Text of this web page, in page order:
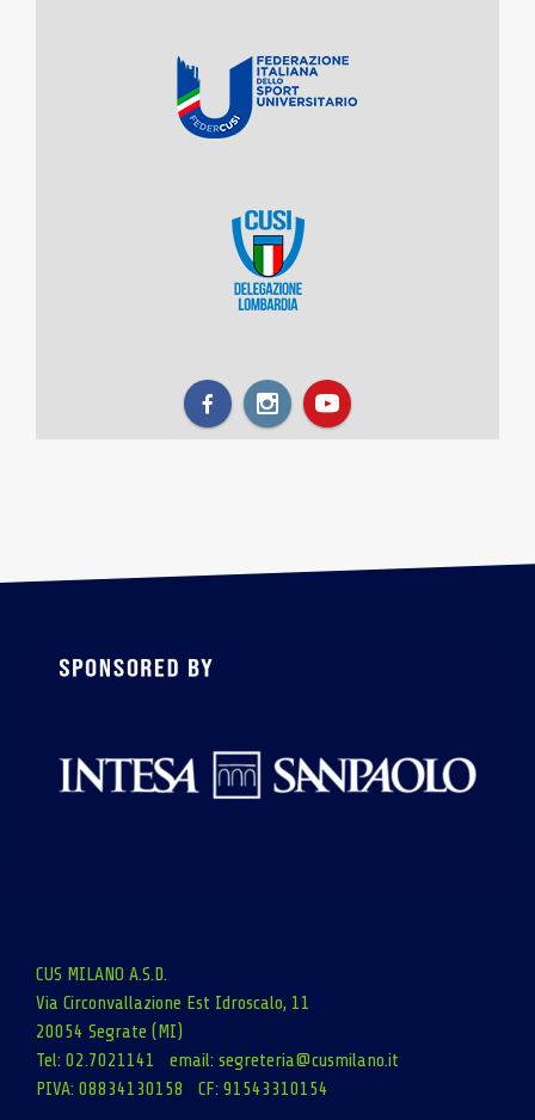
CUS MILANO A.S.D.
Via Circonvallazione Est Idroscalo, 11
20054 Segrate (MI)
Tel: 02.7021141 email: segreteria@cusmilano.it
PIVA: 08834130158 CF: 91543310154